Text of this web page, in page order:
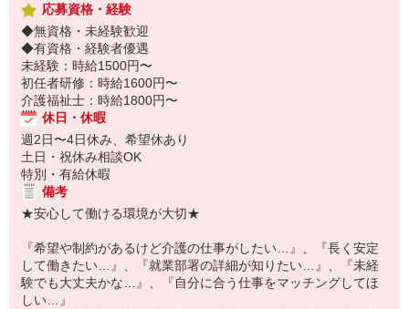
応募資格・経験
◆無資格・未経験歓迎
◆有資格・経験者優遇
未経験：時給1500円〜
初任者研修：時給1600円〜
介護福祉士：時給1800円〜
休日・休暇
週2日〜4日休み、希望休あり
土日・祝休み相談OK
特別・有給休暇
備考
★安心して働ける環境が大切★
『希望や制約があるけど介護の仕事がしたい…』、『長く安定
して働きたい…』、『就業部署の詳細が知りたい…』、『未経
験でも大丈夫かな…』、『自分に合う仕事をマッチングしてほ
しい…』